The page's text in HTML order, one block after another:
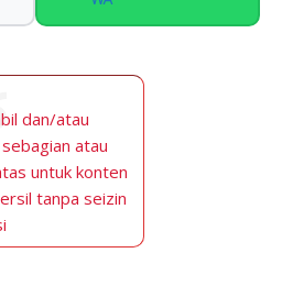
dan/atau
atau
untuk konten
tanpa seizin